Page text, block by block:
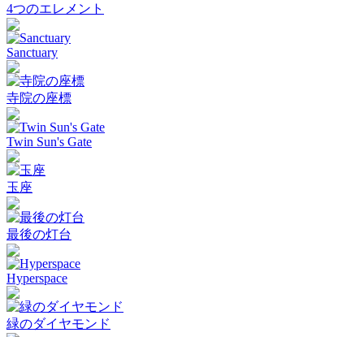
4つのエレメント
Sanctuary
寺院の座標
Twin Sun's Gate
玉座
最後の灯台
Hyperspace
緑のダイヤモンド